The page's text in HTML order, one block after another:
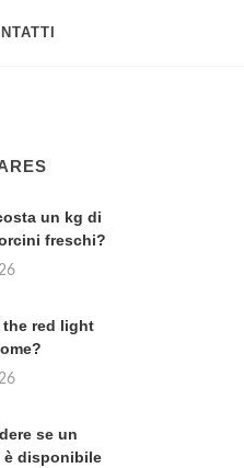
un kg di
freschi?
the red light
se un
è disponibile